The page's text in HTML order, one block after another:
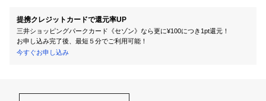
提携クレジットカードで還元率UP
三井ショッピングパークカード《セゾン》なら更に¥100につき1pt還元！
お申し込み完了後、最短５分でご利用可能！
今すぐお申し込み